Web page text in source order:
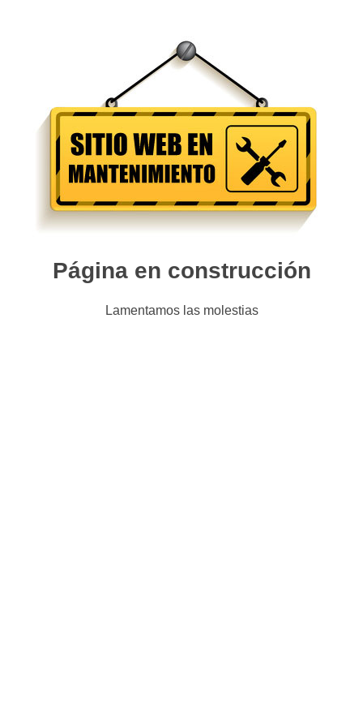
Página en construcción
Lamentamos las molestias